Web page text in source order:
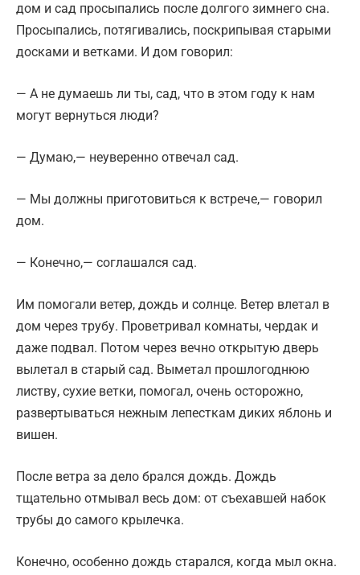
дом и сад просыпались после долгого зимнего сна.
Просыпались, потягивались, поскрипывая старыми
досками и ветками. И дом говорил:
— А не думаешь ли ты, сад, что в этом году к нам
могут вернуться люди?
— Думаю,— неуверенно отвечал сад.
— Мы должны приготовиться к встрече,— говорил
дом.
— Конечно,— соглашался сад.
Им помогали ветер, дождь и солнце. Ветер влетал в
дом через трубу. Проветривал комнаты, чердак и
даже подвал. Потом через вечно открытую дверь
вылетал в старый сад. Выметал прошлогоднюю
листву, сухие ветки, помогал, очень осторожно,
развертываться нежным лепесткам диких яблонь и
вишен.
После ветра за дело брался дождь. Дождь
тщательно отмывал весь дом: от съехавшей набок
трубы до самого крылечка.
Конечно, особенно дождь старался, когда мыл окна.